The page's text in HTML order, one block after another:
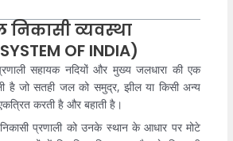
व्यवस्था
OF INDIA)
सहायक नदियों और मुख्य जलधारा की एक
है जो सतही जल को समुद्र, झील या किसी अन्य
करती है और बहाती है।
प्रणाली को उनके स्थान के आधार पर मोटे